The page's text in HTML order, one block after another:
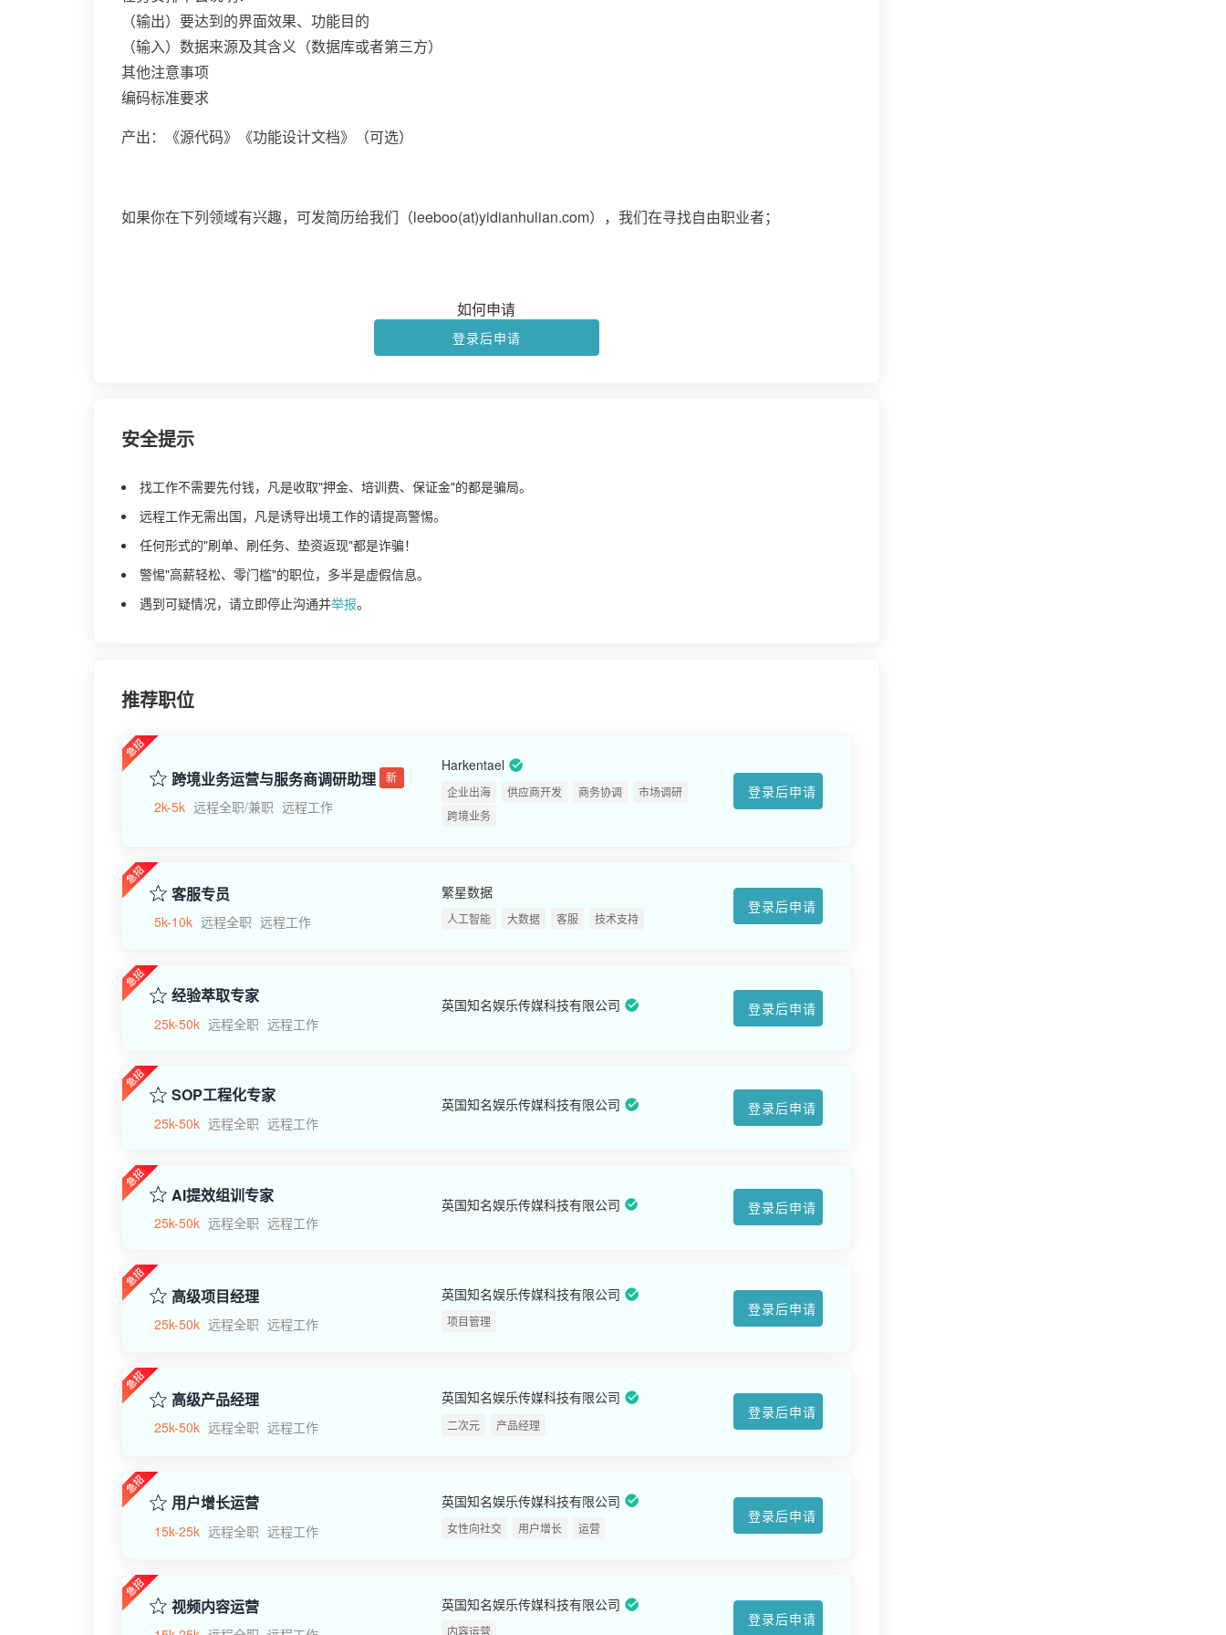
（输出）要达到的界面效果、功能目的
（输入）数据来源及其含义（数据库或者第三方）
其他注意事项
编码标准要求
产出：《源代码》《功能设计文档》（可选）
如果你在下列领域有兴趣，可发简历给我们（leeboo(at)yidianhulian.com），我们在寻找自由职业者；
如何申请
登录后申请
安全提示
找工作不需要先付钱，凡是收取"押金、培训费、保证金"的都是骗局。
远程工作无需出国，凡是诱导出境工作的请提高警惕。
任何形式的"刷单、刷任务、垫资返现"都是诈骗！
警惕"高薪轻松、零门槛"的职位，多半是虚假信息。
遇到可疑情况，请立即停止沟通并举报。
推荐职位
跨境业务运营与服务商调研助理 新
2k-5k 远程全职/兼职 远程工作
Harkentael
企业出海 供应商开发 商务协调
市场调研
跨境业务
登录后申请
客服专员
5k-10k 远程全职 远程工作
繁星数据
人工智能 大数据 客服 技术支持
登录后申请
经验萃取专家
25k-50k 远程全职 远程工作
英国知名娱乐传媒科技有限公司 登录后申请
SOP工程化专家
25k-50k 远程全职 远程工作
英国知名娱乐传媒科技有限公司 登录后申请
AI提效组训专家
25k-50k 远程全职 远程工作
英国知名娱乐传媒科技有限公司 登录后申请
高级项目经理
25k-50k 远程全职 远程工作
英国知名娱乐传媒科技有限公司
项目管理
登录后申请
高级产品经理
25k-50k 远程全职 远程工作
英国知名娱乐传媒科技有限公司
二次元 产品经理
登录后申请
用户增长运营
15k-25k 远程全职 远程工作
英国知名娱乐传媒科技有限公司
女性向社交 用户增长 运营
登录后申请
视频内容运营 英国知名娱乐传媒科技有限公司
内容运营
登录后申请